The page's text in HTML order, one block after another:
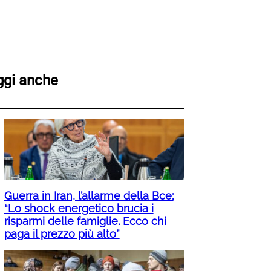
anche
Guerra in Iran, l’allarme della Bce:
“Lo shock energetico brucia i
risparmi delle famiglie. Ecco chi
paga il prezzo più alto”